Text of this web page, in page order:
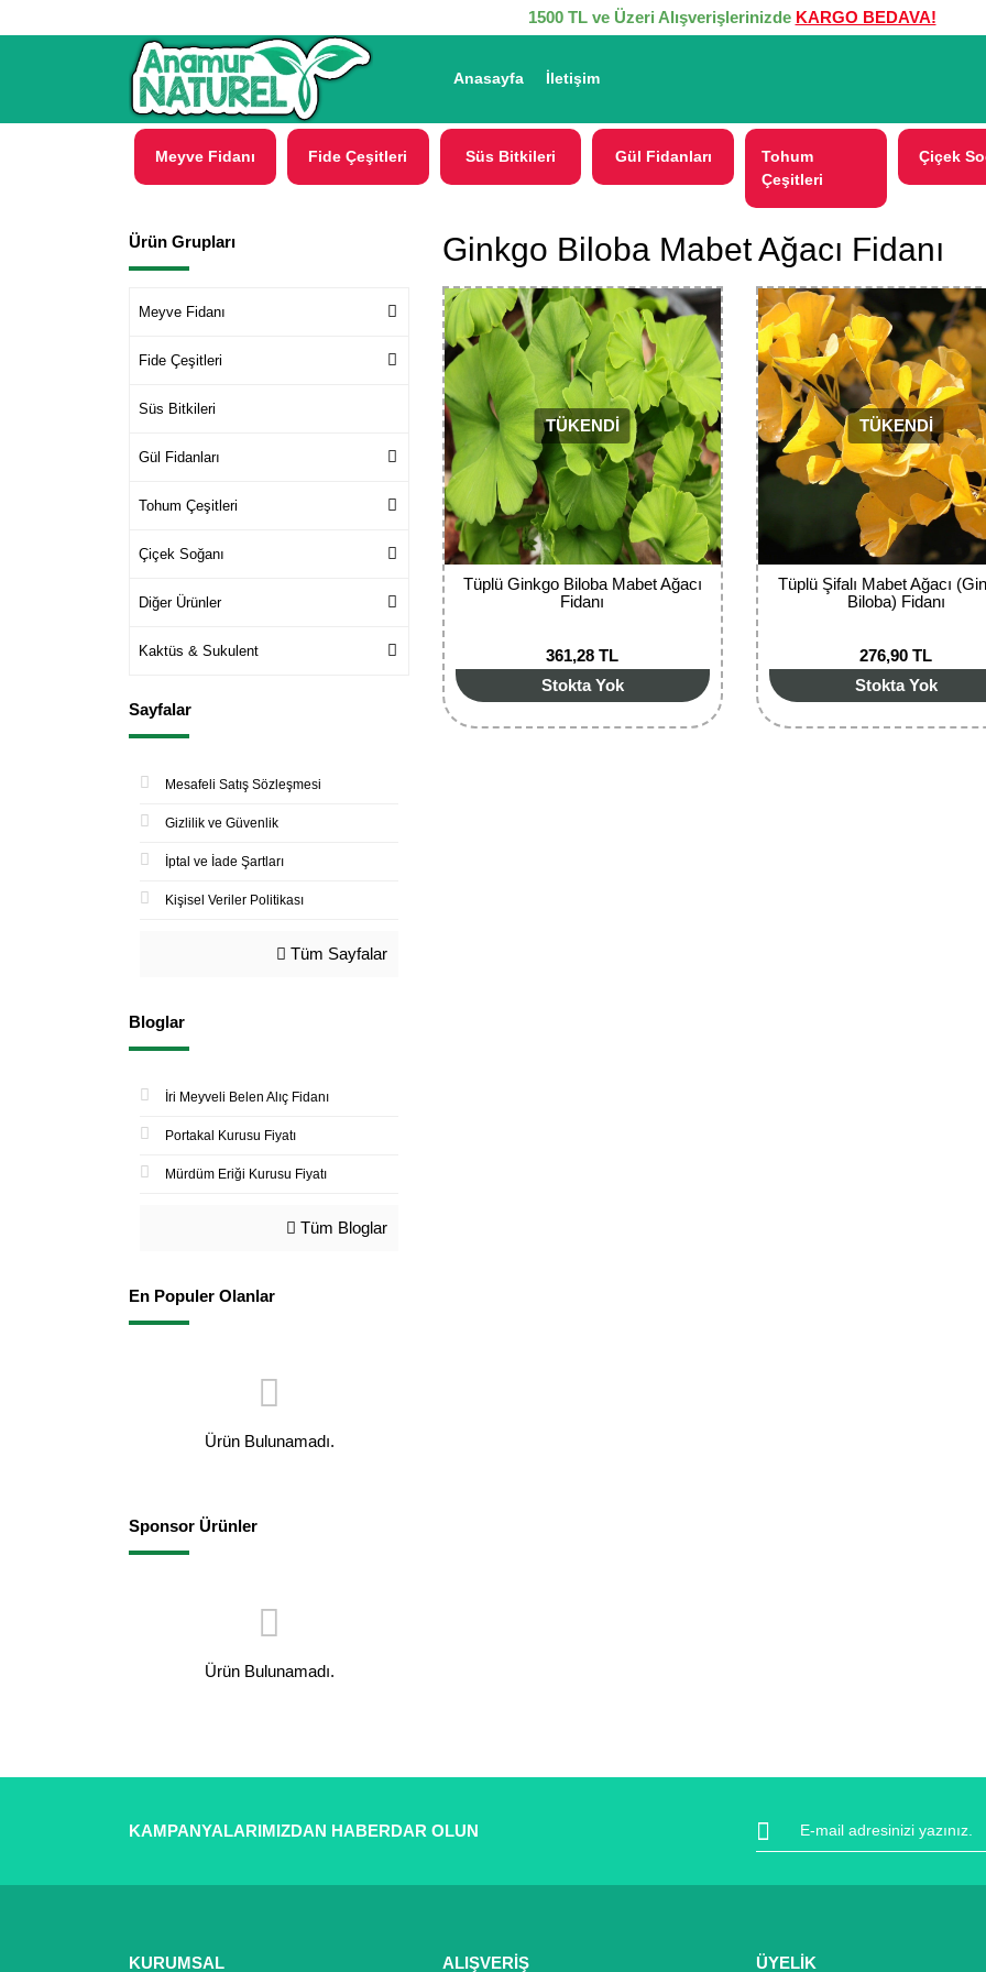
1500 TL ve Üzeri Alışverişlerinizde KARGO BEDAVA!
Anasayfa İletişim
Meyve Fidanı Fide Çeşitleri Süs Bitkileri Gül Fidanları
Tohum
Çeşitleri
Çiçek
Ürün Grupları
Meyve Fidanı
Fide Çeşitleri
Süs Bitkileri
Gül Fidanları
Tohum Çeşitleri
Çiçek Soğanı
Diğer Ürünler
Kaktüs & Sukulent
Sayfalar
Mesafeli Satış Sözleşmesi
Gizlilik ve Güvenlik
İptal ve İade Şartları
Kişisel Veriler Politikası
Tüm Sayfalar
Bloglar
İri Meyveli Belen Alıç Fidanı
Portakal Kurusu Fiyatı
Mürdüm Eriği Kurusu Fiyatı
Tüm Bloglar
En Populer Olanlar
Ürün Bulunamadı.
Sponsor Ürünler
Ürün Bulunamadı.
Ginkgo Biloba Mabet Ağacı Fidanı
TÜKENDİ
Tüplü Ginkgo Biloba Mabet Ağacı
Fidanı
361,28 TL
Stokta Yok
TÜKENDİ
Tüplü Şifalı Mabet Ağacı
Biloba)‏ Fidanı
276,90 TL
Stokta Yok
KAMPANYALARIMIZDAN HABERDAR OLUN
KURUMSAL ALIŞVERİŞ ÜYELİK